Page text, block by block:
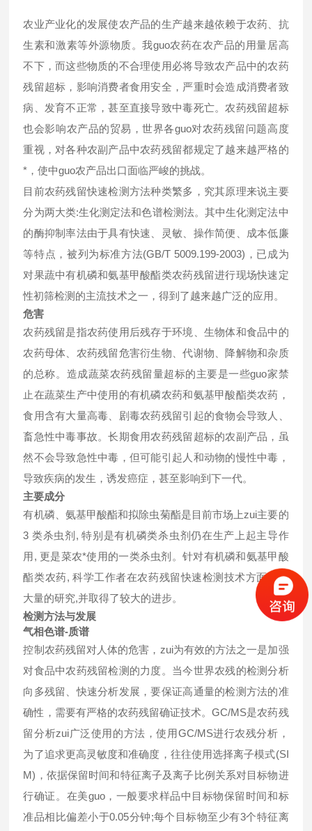
农业产业化的发展使农产品的生产越来越依赖于农药、抗
生素和激素等外源物质。我guo农药在农产品的用量居高
不下，而这些物质的不合理使用必将导致农产品中的农药
残留超标，影响消费者食用安全，严重时会造成消费者致
病、发育不正常，甚至直接导致中毒死亡。农药残留超标
也会影响农产品的贸易，世界各guo对农药残留问题高度
重视，对各种农副产品中农药残留都规定了越来越严格的
*，使中guo农产品出口面临严峻的挑战。
目前农药残留快速检测方法种类繁多，究其原理来说主要
分为两大类:生化测定法和色谱检测法。其中生化测定法中
的酶抑制率法由于具有快速、灵敏、操作简便、成本低廉
等特点，被列为标准方法(GB/T 5009.199-2003)，已成为
对果蔬中有机磷和氨基甲酸酯类农药残留进行现场快速定
性初筛检测的主流技术之一，得到了越来越广泛的应用。
危害
农药残留是指农药使用后残存于环境、生物体和食品中的
农药母体、农药残留危害衍生物、代谢物、降解物和杂质
的总称。造成蔬菜农药残留量超标的主要是一些guo家禁
止在蔬菜生产中使用的有机磷农药和氨基甲酸酯类农药，
食用含有大量高毒、剧毒农药残留引起的食物会导致人、
畜急性中毒事故。长期食用农药残留超标的农副产品，虽
然不会导致急性中毒，但可能引起人和动物的慢性中毒，
导致疾病的发生，诱发癌症，甚至影响到下一代。
主要成分
有机磷、氨基甲酸酯和拟除虫菊酯是目前市场上zui主要的
3 类杀虫剂, 特别是有机磷类杀虫剂仍在生产上起主导作
用, 更是菜农*使用的一类杀虫剂。针对有机磷和氨基甲酸
酯类农药, 科学工作者在农药残留快速检测技术方面做了
大量的研究,并取得了较大的进步。
检测方法与发展
气相色谱-质谱
控制农药残留对人体的危害，zui为有效的方法之一是加强
对食品中农药残留检测的力度。当今世界农残的检测分析
向多残留、快速分析发展，要保证高通量的检测方法的准
确性，需要有严格的农药残留确证技术。GC/MS是农药残
留分析zui广泛使用的方法，使用GC/MS进行农残分析，
为了追求更高灵敏度和准确度，往往使用选择离子模式(SI
M)，依据保留时间和特征离子及离子比例关系对目标物进
行确证。在美guo，一般要求样品中目标物保留时间和标
准品相比偏差小于0.05分钟;每个目标物至少有3个特征离